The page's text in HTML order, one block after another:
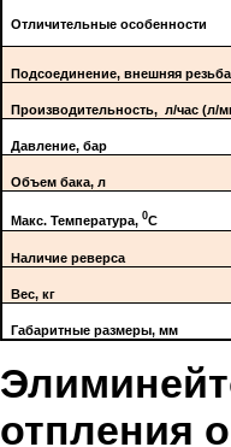
Отличительные особенности
Подсоединение, внешняя
Производительность, л/час (л/
Давление, бар
Объем бака, л
Макс. Температура,0С
Наличие реверса
Вес, кг
Габаритные размеры, мм
отпления